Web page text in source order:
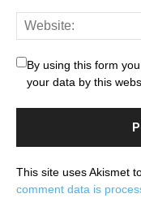
By using this form
your data by this
This site uses Akismet
comment data is